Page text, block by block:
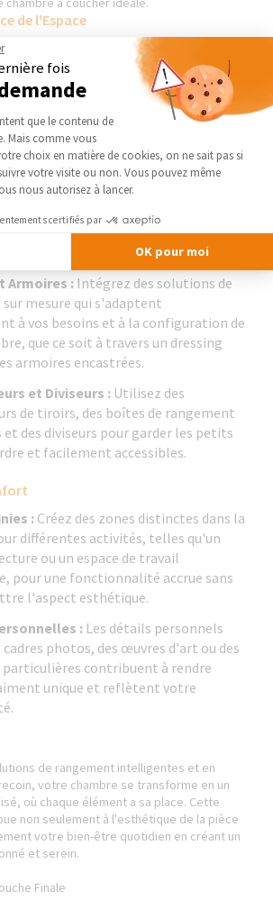
de l'Espace
:
Optez pour des meubles
fonctions, comme un lit avec
ou une banquette offrant à la
assis et des espaces de rangement
Vertical :Maximisez l'espace
des étagères murales pour les livres,
ou les plantes, ajoutant du caractère
l'espace au sol.
Armoires : Intégrez des solutions de
mesure qui s'adaptent
à vos besoins et à la configuration de
que ce soit à travers un dressing
armoires encastrées.
et Diviseurs : Utilisez des
de tiroirs, des boîtes de rangement
et des diviseurs pour garder les petits
et facilement accessibles.
:Créez des zones distinctes dans la
différentes activités, telles qu'un
ou un espace de travail
pour une fonctionnalité accrue sans
l'aspect esthétique.
: Les détails personnels
cadres photos, des œuvres d'art ou des
contribuent à rendre
unique et reflètent votre
de rangement intelligentes et en
votre chambre se transforme en un
où chaque élément a sa place. Cette
non seulement à l'esthétique de la pièce
votre bien-être quotidien en créant un
et serein.
Finale
fois
Gestion du
que le contenu de
Mais comme vous
choix en matière de cookies, on ne sait pas si
votre visite ou non. Vous pouvez même
nous autorisez à lancer.
certifiés par
OK pour moi
Axeptio consent